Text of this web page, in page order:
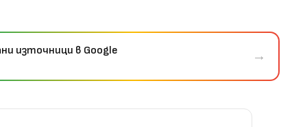
източници в Google →